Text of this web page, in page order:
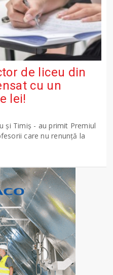
de liceu din
cu un
lei!
și Timiș - au primit Premiul
care nu renunță la